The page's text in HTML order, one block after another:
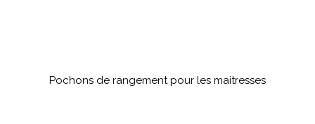
Pochons de rangement pour les maitresses